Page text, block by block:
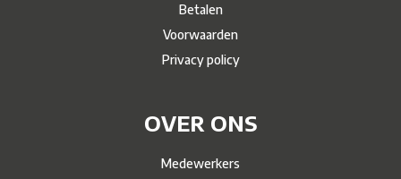
Betalen
Voorwaarden
Privacy policy
OVER ONS
Medewerkers